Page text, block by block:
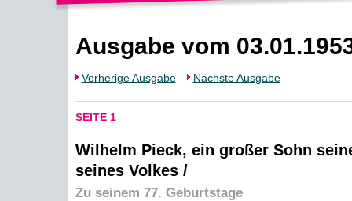
Ausgabe vom
Vorherige Ausgabe Nächste Ausgabe
SEITE 1
Wilhelm Pieck, ein großer Sohn
seines Volkes /
Zu seinem 77. Geburtstage